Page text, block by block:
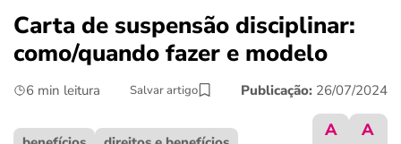
crédito fácil
últimas notícias
Carta de suspensão disciplinar:
como/quando fazer e modelo
6 min leitura Salvar artigo Publicação: 26/07/2024
A
A